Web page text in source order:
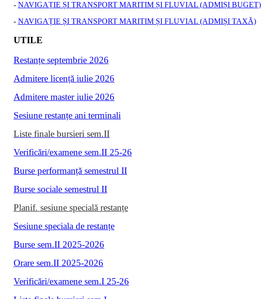
- NAVIGAȚIE ȘI TRANSPORT MARITIM ȘI FLUVIAL (ADMIȘI BUGET)
- NAVIGAȚIE ȘI TRANSPORT MARITIM ȘI FLUVIAL (ADMIȘI TAXĂ)
UTILE
Restanțe septembrie 2026
Admitere licență iulie 2026
Admitere master iulie 2026
Sesiune restanțe ani terminali
Liste finale bursieri sem.II
Verificări/examene sem.II 25-26
Burse performanță semestrul II
Burse sociale semestrul II
Planif. sesiune specială restanțe
Sesiune speciala de restanțe
Burse sem.II 2025-2026
Orare sem.II 2025-2026
Verificări/examene sem.I 25-26